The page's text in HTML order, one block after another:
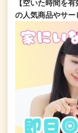
【空いた時間を
の人気商品やサー